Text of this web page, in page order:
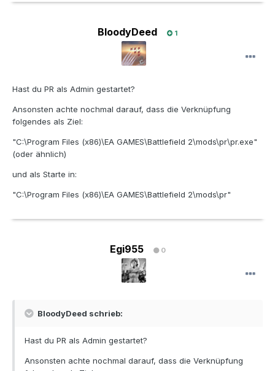
BloodyDeed 1
Hast du PR als Admin gestartet?
Ansonsten achte nochmal darauf, dass die Verknüpfung
folgendes als Ziel:
"C:\Program Files (x86)\EA GAMES\Battlefield 2\mods\pr\pr.exe"
(oder ähnlich)
und als Starte in:
"C:\Program Files (x86)\EA GAMES\Battlefield 2\mods\pr"
Egi955 0
BloodyDeed schrieb:
Hast du PR als Admin gestartet?
Ansonsten achte nochmal darauf, dass die Verknüpfung